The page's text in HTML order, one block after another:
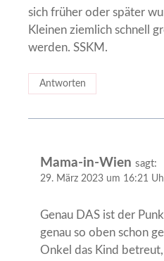
sich früher oder später
Kleinen ziemlich schnell
werden. SSKM.
Antworten
Mama-in-Wien sagt:
29. März 2023 um 16:21
Genau DAS ist der
genau so oben schon
Onkel das Kind betreut,